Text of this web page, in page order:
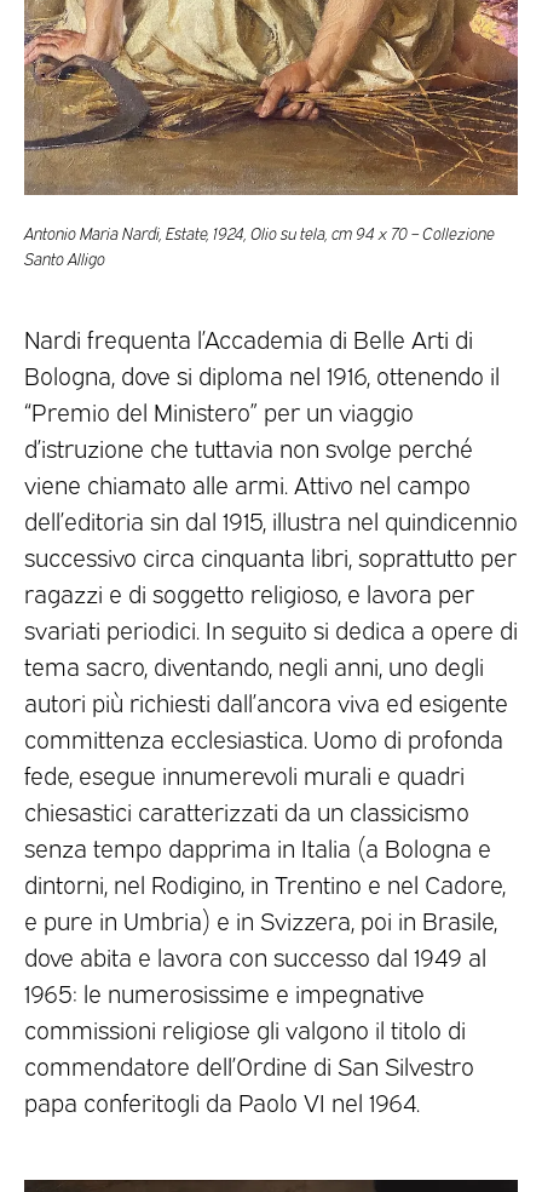
Antonio Maria Nardi, Estate, 1924, Olio su tela, cm 94 x 70 – Collezione
Santo Alligo
Nardi frequenta l’Accademia di Belle Arti di
Bologna, dove si diploma nel 1916, ottenendo il
“Premio del Ministero” per un viaggio
d’istruzione che tuttavia non svolge perché
viene chiamato alle armi. Attivo nel campo
dell’editoria sin dal 1915, illustra nel quindicennio
successivo circa cinquanta libri, soprattutto per
ragazzi e di soggetto religioso, e lavora per
svariati periodici. In seguito si dedica a opere di
tema sacro, diventando, negli anni, uno degli
autori più richiesti dall’ancora viva ed esigente
committenza ecclesiastica. Uomo di profonda
fede, esegue innumerevoli murali e quadri
chiesastici caratterizzati da un classicismo
senza tempo dapprima in Italia (a Bologna e
dintorni, nel Rodigino, in Trentino e nel Cadore,
e pure in Umbria) e in Svizzera, poi in Brasile,
dove abita e lavora con successo dal 1949 al
1965: le numerosissime e impegnative
commissioni religiose gli valgono il titolo di
commendatore dell’Ordine di San Silvestro
papa conferitogli da Paolo VI nel 1964.